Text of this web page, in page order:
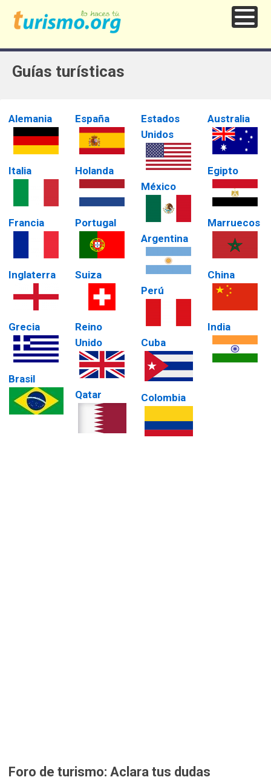
Guías turísticas
Alemania
Italia
Francia
Inglaterra
Grecia
Brasil
España
Holanda
Portugal
Suiza
Reino
Unido
Qatar
Estados
Unidos
México
Argentina
Perú
Cuba
Colombia
Australia
Egipto
Marruecos
China
India
Foro de turismo: Aclara tus dudas